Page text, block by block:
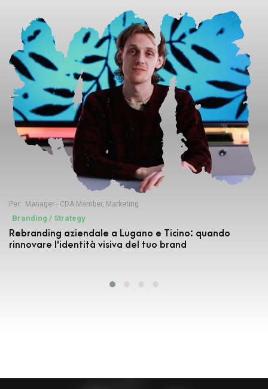
Per: Manager - CDA Member, Marketing
Branding / Strategy
Rebranding aziendale a Lugano e Ticino: quando
rinnovare l'identità visiva del tuo brand